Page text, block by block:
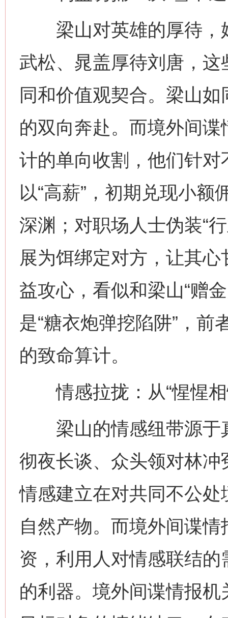
梁山对英雄的厚待，
武松、晁盖厚待刘唐，
同和价值观契合。梁山
的双向奔赴。而境外间
计的单向收割，他们针
以“高薪”，初期兑现小
深渊；对职场人士伪装“
展为饵绑定对方，让其
益攻心，看似和梁山“赠
是“糖衣炮弹挖陷阱”，
的致命算计。
情感拉拢：从“惺惺相
梁山的情感纽带源于
彻夜长谈、众头领对林
情感建立在对共同不公
自然产物。而境外间谍
资，利用人对情感联结的
的利器。境外间谍情报机